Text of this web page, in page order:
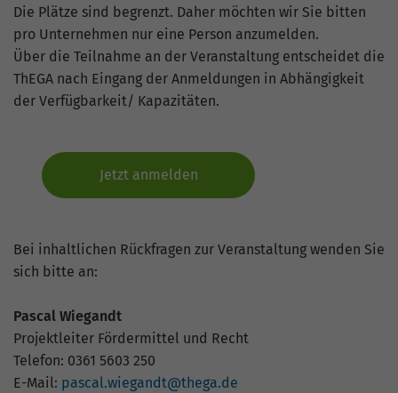
Die Plätze sind begrenzt. Daher möchten wir Sie bitten
pro Unternehmen nur eine Person anzumelden.
Über die Teilnahme an der Veranstaltung entscheidet die
ThEGA nach Eingang der Anmeldungen in Abhängigkeit
der Verfügbarkeit/ Kapazitäten.
Jetzt anmelden
Bei inhaltlichen Rückfragen zur Veranstaltung wenden Sie
sich bitte an:
Pascal Wiegandt
Projektleiter Fördermittel und Recht
Telefon: 0361 5603 250
E-Mail: pascal.wiegandt@thega.de